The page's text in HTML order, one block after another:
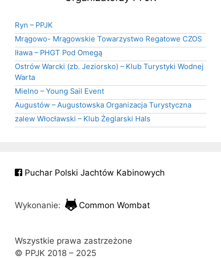
Ryn – PPJK
Mrągowo- Mrągowskie Towarzystwo Regatowe CZOS
Iława – PHGT Pod Omegą
Ostrów Warcki (zb. Jeziorsko) – Klub Turystyki Wodnej
Warta
Mielno – Young Sail Event
Augustów – Augustowska Organizacja Turystyczna
zalew Włocławski – Klub Żeglarski Hals
Puchar Polski Jachtów Kabinowych
Wykonanie: Common Wombat
Wszystkie prawa zastrzeżone
© PPJK 2018 – 2025